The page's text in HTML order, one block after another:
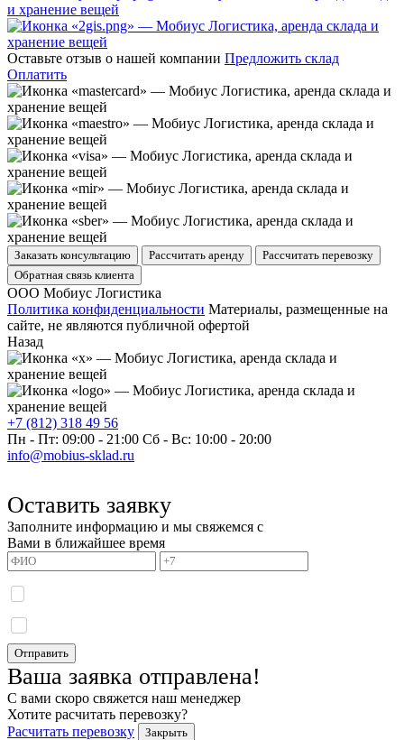
Оставьте отзыв о нашей компании Предложить склад
Оплатить
Заказать консультацию Рассчитать аренду
Рассчитать перевозку
Обратная связь клиента
ООО Мобиус Логистика
Политика конфиденциальности Материалы, размещенные на
сайте, не являются публичной офертой
Назад
+7 (812) 318 49 56
Пн - Пт: 09:00 - 21:00 Сб - Вс: 10:00 - 20:00
info@mobius-sklad.ru
Оставить заявку
Заполните информацию и мы свяжемся с
Вами в ближайшее время
Отправить
Ваша заявка отправлена!
С вами скоро свяжется наш менеджер
Хотите расчитать перевозку?
Расчитать перевозку
Закрыть